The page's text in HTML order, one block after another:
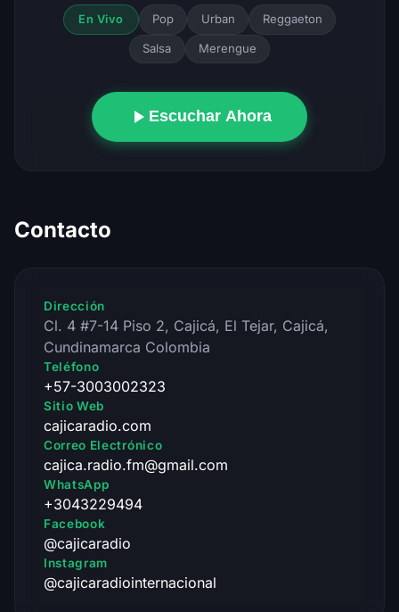
En Vivo Pop Urban Reggaeton
Salsa Merengue
Escuchar Ahora
Contacto
Dirección
Cl. 4 #7-14 Piso 2, Cajicá, El Tejar, Cajicá,
Cundinamarca Colombia
Teléfono
+57-3003002323
Sitio Web
cajicaradio.com
Correo Electrónico
cajica.radio.fm@gmail.com
WhatsApp
+3043229494
Facebook
@cajicaradio
Instagram
@cajicaradiointernacional